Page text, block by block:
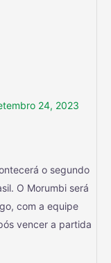
24, 2023
o segundo
O Morumbi será
com a equipe
vencer a partida